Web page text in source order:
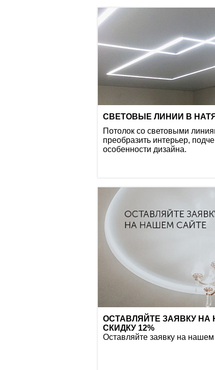
СВЕТОВЫЕ ЛИНИИ В
Потолок со световыми
преобразить интерьер,
особенности дизайна.
ОСТАВЛЯЙТЕ ЗАЯВКУ
СКИДКУ 12%
Оставляйте заявку на нашем